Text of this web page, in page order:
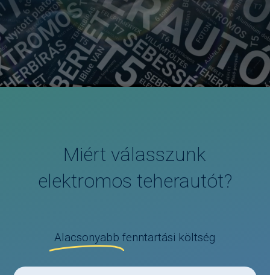
Miért válasszunk
elektromos teherautót?
Alacsonyabb fenntartási költség